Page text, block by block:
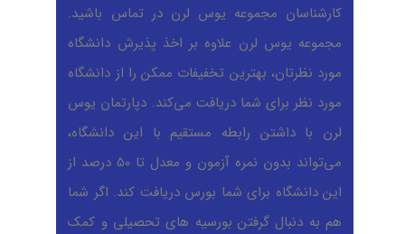
کارشناسان مجموعه یوس لرن در تماس باشید.
مجموعه یوس لرن علاوه بر اخذ پذیرش دانشگاه
مورد نظرتان، بهترین تخفیفات ممکن را از دانشگاه
مورد نظر برای شما دریافت می‌کند. دپارتمان یوس
لرن با داشتن رابطه مستقیم با این دانشگاه،
می‌تواند بدون نمره آزمون و معدل تا 50 درصد از
این دانشگاه برای شما بورس دریافت کند. اگر شما
هم به دنبال گرفتن بورسیه های تحصیلی و کمک